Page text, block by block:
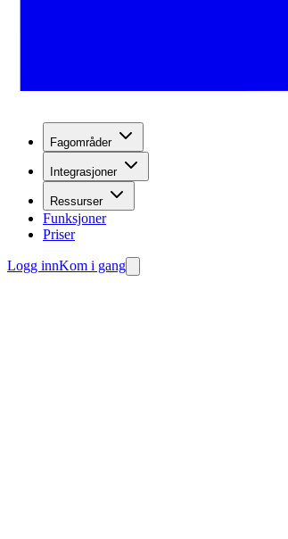
Fagområder
Integrasjoner
Ressurser
Funksjoner
Priser
Logg innKom i gang